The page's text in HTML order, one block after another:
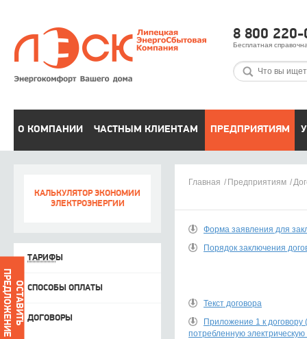
8 800
Бесплатная
О КОМПАНИИ ЧАСТНЫМ КЛИЕНТАМ ПРЕДПРИЯТИЯМ
Главная Предприятиям
Форма заявления для
Порядок заключения
Текст договора
Приложение 1 к договору
потребленную
КАЛЬКУЛЯТОР ЭКОНОМИИ
ЭЛЕКТРОЭНЕРГИИ
ТАРИФЫ
СПОСОБЫ ОПЛАТЫ
ДОГОВОРЫ
ОСТАВИТЬ
ПРЕДЛОЖЕНИЕ